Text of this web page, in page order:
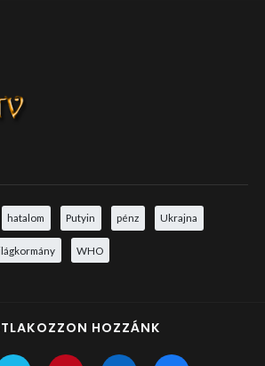
hatalom Putyin pénz Ukrajna
WHO
HOZZÁNK